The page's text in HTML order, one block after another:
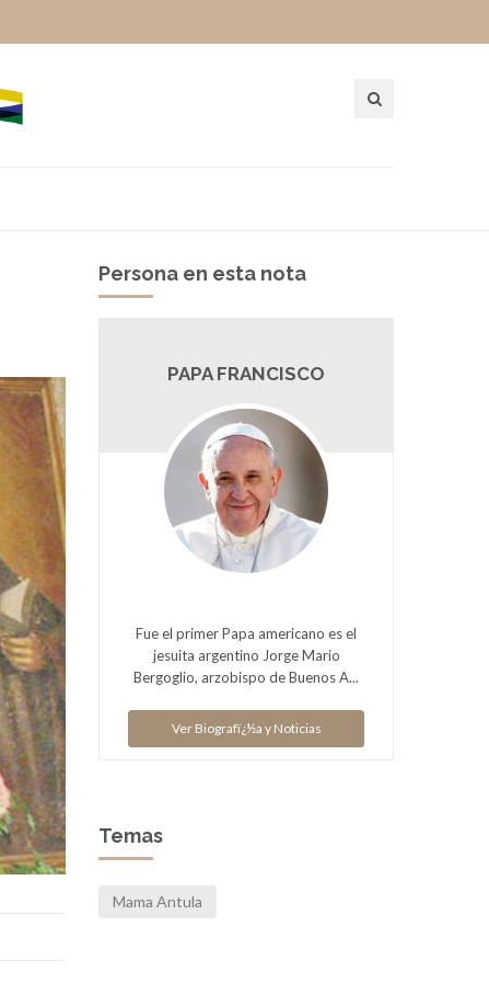
Persona en esta nota
PAPA FRANCISCO
Fue el primer Papa americano es el
jesuita argentino Jorge Mario
Bergoglio, arzobispo de Buenos A...
Ver Biografï¿½a y Noticias
Temas
Mama Antula